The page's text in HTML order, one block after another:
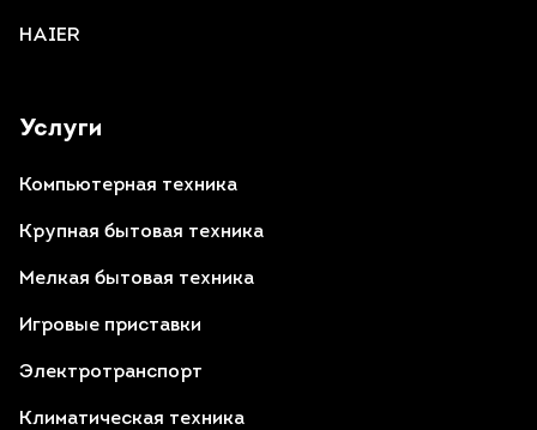
Услуги
Компьютерная техника
Крупная бытовая техника
Мелкая бытовая техника
Игровые приставки
Электротранспорт
Климатическая техника
HAIER